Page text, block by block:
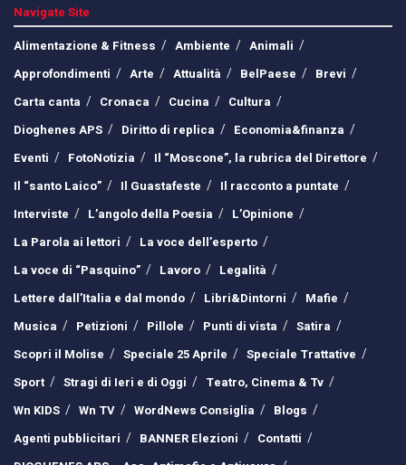
Navigate Site
Alimentazione & Fitness
Ambiente
Animali
Approfondimenti
Arte Attualità BelPaese
Brevi
Carta canta
Cronaca Cucina
Cultura
Dioghenes APS
Diritto di replica
Economia&finanza
Eventi
FotoNotizia
Il “Moscone”, la rubrica del Direttore
Il “santo Laico”
Il Guastafeste
Il racconto a puntate
Interviste
L’angolo della Poesia
L’Opinione
La Parola ai lettori
La voce dell’esperto
La voce di “Pasquino”
Lavoro
Legalità
Lettere dall’Italia e dal mondo
Libri&Dintorni
Mafie
Musica
Petizioni Pillole Punti di vista
Satira
Scopri il Molise
Speciale 25 Aprile
Speciale Trattative
Sport
Stragi di Ieri e di Oggi
Teatro, Cinema & Tv
Wn KIDS
Wn TV WordNews Consiglia
Blogs
Agenti pubblicitari
BANNER Elezioni
Contatti